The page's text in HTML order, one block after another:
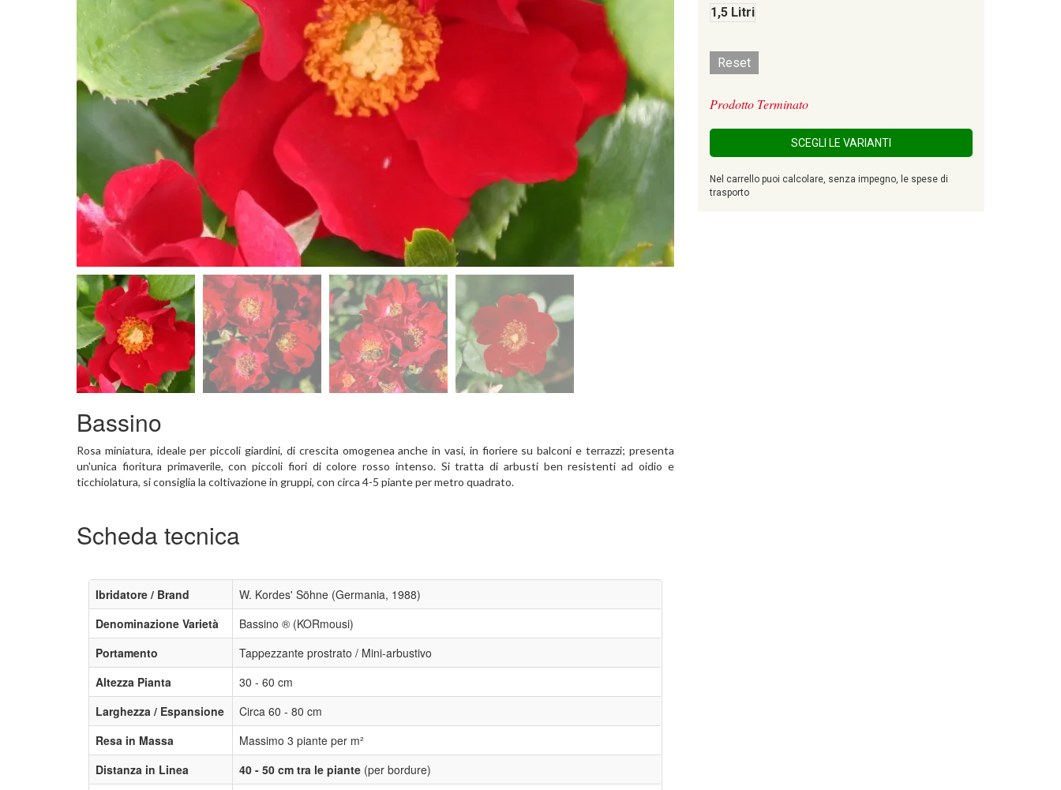
Bassino
Rosa miniatura, ideale per piccoli giardini, di crescita omogenea anche in vasi, in fioriere su balconi e terrazzi; presenta
un'unica fioritura primaverile, con piccoli fiori di colore rosso intenso. Si tratta di arbusti ben resistenti ad oidio e
ticchiolatura, si consiglia la coltivazione in gruppi, con circa 4-5 piante per metro quadrato.
Scheda tecnica
Ibridatore / Brand
W. Kordes' Söhne (Germania, 1988)
Denominazione Varietà
Bassino ® (KORmousi)
Portamento
Tappezzante prostrato / Mini-arbustivo
Altezza Pianta
30 - 60 cm
Larghezza / Espansione
Circa 60 - 80 cm
Resa in Massa
Massimo 3 piante per m²
Distanza in Linea
40 - 50 cm tra le piante (per bordure)
1,5 Litri
Reset
Prodotto Terminato
SCEGLI LE VARIANTI
Nel carrello puoi calcolare, senza impegno, le spese di
trasporto